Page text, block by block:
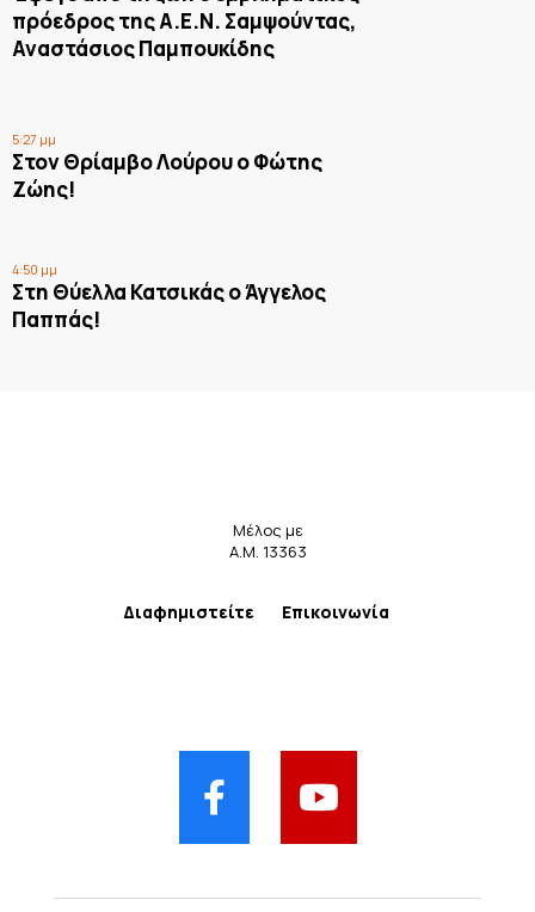
πρόεδρος της Α.Ε.Ν. Σαμψούντας,
Αναστάσιος Παμπουκίδης
5:27 μμ
Στον Θρίαμβο Λούρου ο Φώτης
Ζώης!
4:50 μμ
Στη Θύελλα Κατσικάς ο Άγγελος
Παππάς!
Μέλος με
Α.Μ. 13363
Διαφημιστείτε Επικοινωνία